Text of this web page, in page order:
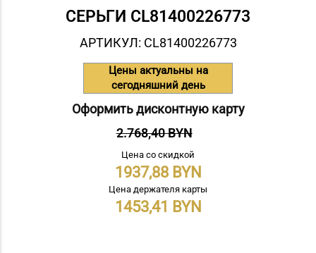
СЕРЬГИ СL81400226773
АРТИКУЛ: СL81400226773
Цены актуальны на
сегодняшний день
Оформить дисконтную карту
2.768,40 BYN
Цена со скидкой
1937,88
Цена держателя карты
1453,41